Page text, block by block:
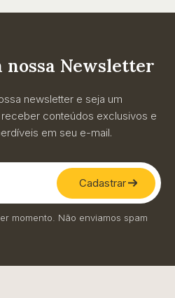
nossa Newsletter
newsletter e seja um
receber conteúdos exclusivos e
em seu e-mail.
Cadastrar
momento. Não enviamos spam